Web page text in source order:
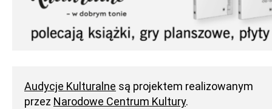
Audycje Kulturalne są projektem realizowanym
przez Narodowe Centrum Kultury.